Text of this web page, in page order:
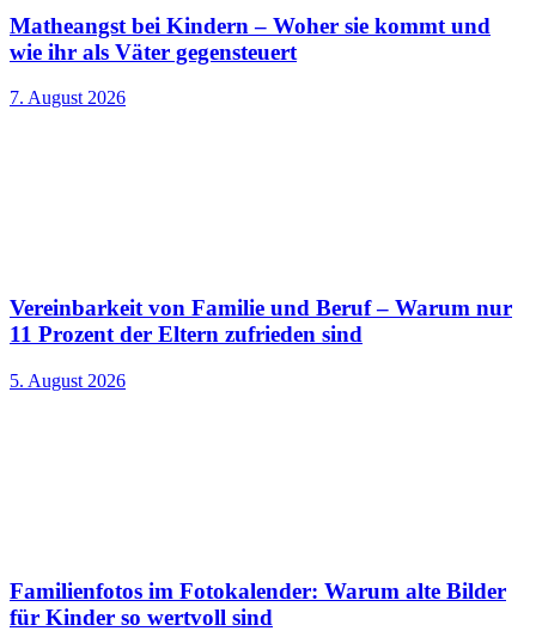
Matheangst bei Kindern – Woher sie kommt und
wie ihr als Väter gegensteuert
7. August 2026
Vereinbarkeit von Familie und Beruf – Warum nur
11 Prozent der Eltern zufrieden sind
5. August 2026
Familienfotos im Fotokalender: Warum alte Bilder
für Kinder so wertvoll sind